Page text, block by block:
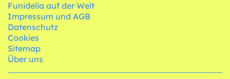
Funidelia auf der Welt
Impressum und AGB
Datenschutz
Cookies
Sitemap
Über uns